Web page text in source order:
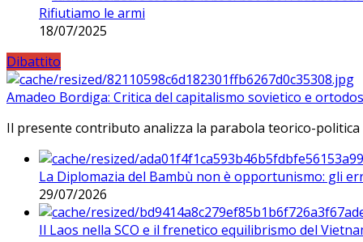
Rifiutiamo le armi
18/07/2025
Dibattito
Amadeo Bordiga: Critica del capitalismo sovietico e
Il presente contributo analizza la parabola teorico-
La Diplomazia del Bambù non è opportunismo: gli
29/07/2026
Il Laos nella SCO e il frenetico equilibrismo del